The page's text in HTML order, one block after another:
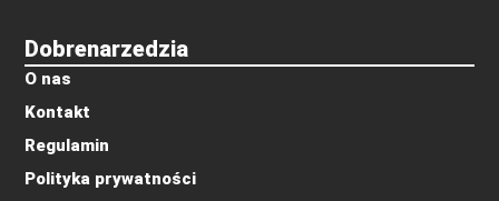
Dobrenarzedzia
O nas
Kontakt
Regulamin
Polityka prywatności